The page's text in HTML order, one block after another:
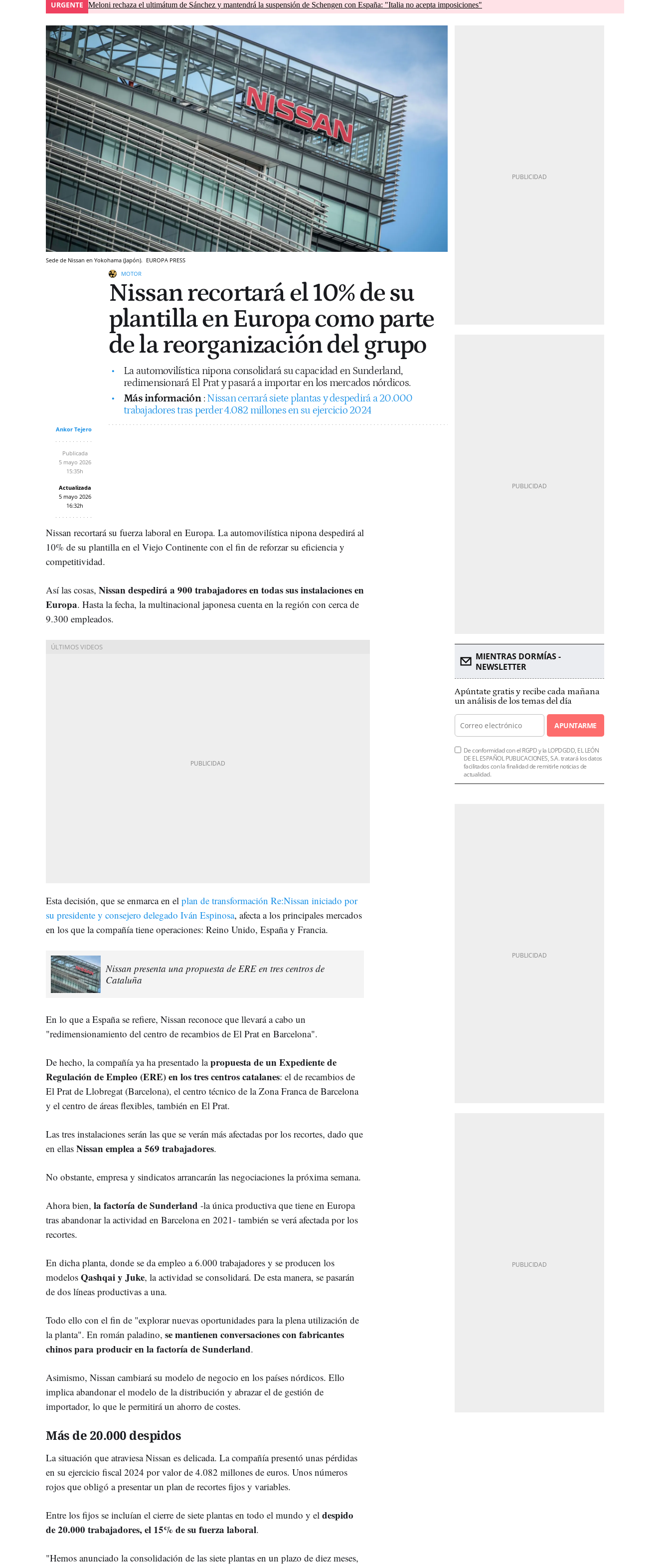
URGENTE Meloni rechaza el ultimátum de Sánchez y mantendrá la suspensión de Schengen con España: "Italia no acepta imposiciones"
Sede de Nissan en Yokohama (Japón). EUROPA PRESS
MOTOR
Nissan recortará el 10% de su
plantilla en Europa como parte
de la reorganización del grupo
La automovilística nipona consolidará su capacidad en Sunderland,
redimensionará El Prat y pasará a importar en los mercados nórdicos.
Más información : Nissan cerrará siete plantas y despedirá a 20.000
trabajadores tras perder 4.082 millones en su ejercicio 2024
Ankor Tejero
Publicada
5 mayo 2026
15:35h
Actualizada
5 mayo 2026
16:32h
Nissan recortará su fuerza laboral en Europa. La automovilística nipona despedirá al
10% de su plantilla en el Viejo Continente con el fin de reforzar su eficiencia y
competitividad.
Así las cosas, Nissan despedirá a 900 trabajadores en todas sus instalaciones en
Europa. Hasta la fecha, la multinacional japonesa cuenta en la región con cerca de
9.300 empleados.
Esta decisión, que se enmarca en el plan de transformación Re:Nissan iniciado por
su presidente y consejero delegado Iván Espinosa, afecta a los principales mercados
en los que la compañía tiene operaciones: Reino Unido, España y Francia.
Nissan presenta una propuesta de ERE en tres centros de
Cataluña
En lo que a España se refiere, Nissan reconoce que llevará a cabo un
"redimensionamiento del centro de recambios de El Prat en Barcelona".
De hecho, la compañía ya ha presentado lapropuesta de un Expediente de
Regulación de Empleo (ERE) en los tres centros catalanes: el de recambios de
El Prat de Llobregat (Barcelona), el centro técnico de la Zona Franca de Barcelona
y el centro de áreas flexibles, también en El Prat.
Las tres instalaciones serán las que se verán más afectadas por los recortes, dado que
en ellas Nissan emplea a 569 trabajadores.
No obstante, empresa y sindicatos arrancarán las negociaciones la próxima semana.
Ahora bien, la factoría de Sunderland -la única productiva que tiene en Europa
tras abandonar la actividad en Barcelona en 2021- también se verá afectada por los
recortes.
En dicha planta, donde se da empleo a 6.000 trabajadores y se producen los
modelos Qashqai y Juke, la actividad se consolidará. De esta manera, se pasarán
de dos líneas productivas a una.
Todo ello con el fin de "explorar nuevas oportunidades para la plena utilización de
la planta". En román paladino, se mantienen conversaciones con fabricantes
chinos para producir en la factoría de Sunderland.
Asimismo, Nissan cambiará su modelo de negocio en los países nórdicos. Ello
implica abandonar el modelo de la distribución y abrazar el de gestión de
importador, lo que le permitirá un ahorro de costes.
Más de 20.000 despidos
La situación que atraviesa Nissan es delicada. La compañía presentó unas pérdidas
en su ejercicio fiscal 2024 por valor de 4.082 millones de euros. Unos números
rojos que obligó a presentar un plan de recortes fijos y variables.
Entre los fijos se incluían el cierre de siete plantas en todo el mundo y el despido
de 20.000 trabajadores, el 15% de su fuerza laboral.
"Hemos anunciado la consolidación de las siete plantas en un plazo de diez meses,
MIENTRAS DORMÍAS -
NEWSLETTER
Apúntate gratis y recibe cada mañana
un análisis de los temas del día
APUNTARME
De conformidad con el RGPD y la LOPDGDD, EL LEÓN
DE EL ESPAÑOL PUBLICACIONES, S.A. tratará los datos
facilitados con la finalidad de remitirle noticias de
actualidad.